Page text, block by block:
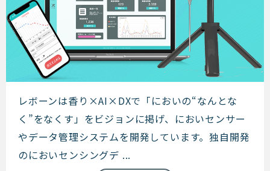
レボーン
レボーンは香り​×AI×DXで「においの“なんとな
く”をなくす」をビジョンに掲げ、においセンサー
やデータ管理システムを開発しています。独自開発
のにおいセンシングデ ...